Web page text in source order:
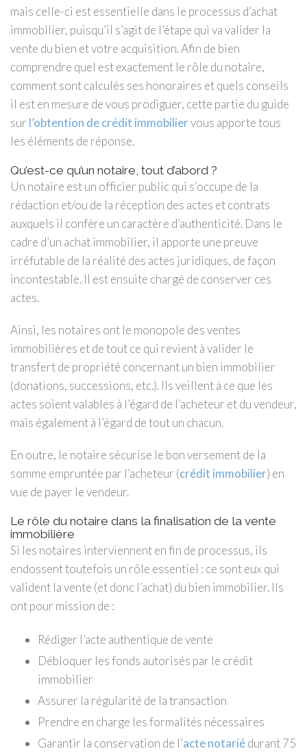
mais celle-ci est essentielle dans le processus d’achat
immobilier, puisqu’il s’agit de l’étape qui va valider la
vente du bien et votre acquisition. Afin de bien
comprendre quel est exactement le rôle du notaire,
comment sont calculés ses honoraires et quels conseils
il est en mesure de vous prodiguer, cette partie du guide
sur l’obtention de crédit immobiliervous apporte tous
les éléments de réponse.
Qu’est-ce qu’un notaire, tout d’abord ?
Un notaire est un officier public qui s’occupe de la
rédaction et/ou de la réception des actes et contrats
auxquels il confère un caractère d’authenticité. Dans le
cadre d’un achat immobilier, il apporte une preuve
irréfutable de la réalité des actes juridiques, de façon
incontestable. Il est ensuite chargé de conserver ces
actes.
Ainsi, les notaires ont le monopole des ventes
immobilières et de tout ce qui revient à valider le
transfert de propriété concernant un bien immobilier
(donations, successions, etc.). Ils veillent à ce que les
actes soient valables à l’égard de l’acheteur et du vendeur,
mais également à l’égard de tout un chacun.
En outre, le notaire sécurise le bon versement de la
somme empruntée par l’acheteur (crédit immobilier) en
vue de payer le vendeur.
Le rôle du notaire dans la finalisation de la vente
immobilière
Si les notaires interviennent en fin de processus, ils
endossent toutefois un rôle essentiel : ce sont eux qui
valident la vente (et donc l’achat) du bien immobilier. Ils
ont pour mission de :
Rédiger l’acte authentique de vente
Débloquer les fonds autorisés par le crédit
immobilier
Assurer la régularité de la transaction
Prendre en charge les formalités nécessaires
Garantir la conservation de l’acte notariédurant 75